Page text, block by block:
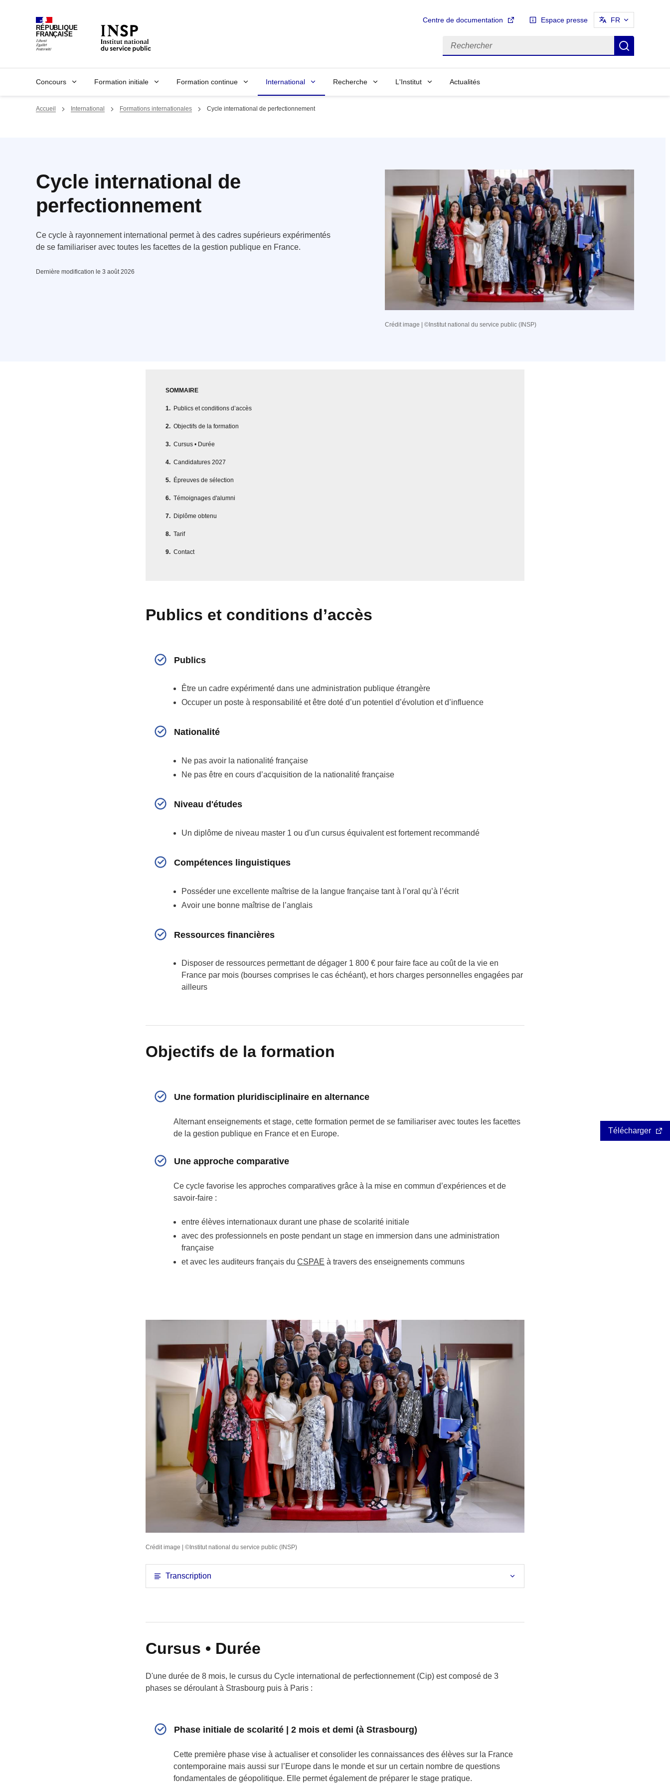
RÉPUBLIQUE
FRANÇAISE
Centre de documentation Espace presse FR
Rechercher
Concours Formation initiale Formation continue International Recherche L'Institut Actualités
Accueil International Formations internationales Cycle international de perfectionnement
Télécharger
Cycle international de
perfectionnement
Ce cycle à rayonnement international permet à des cadres supérieurs expérimentés
de se familiariser avec toutes les facettes de la gestion publique en France.
Dernière modification le 3 août 2026
Crédit image | ©Institut national du service public (INSP)
SOMMAIRE
Publics et conditions d’accès
Objectifs de la formation
Cursus • Durée
Candidatures 2027
Épreuves de sélection
Témoignages d'alumni
Diplôme obtenu
Tarif
Contact
Publics et conditions d’accès
Publics
Être un cadre expérimenté dans une administration publique étrangère
Occuper un poste à responsabilité et être doté d’un potentiel d’évolution et d’influence
Nationalité
Ne pas avoir la nationalité française
Ne pas être en cours d’acquisition de la nationalité française
Niveau d'études
Un diplôme de niveau master 1 ou d'un cursus équivalent est fortement recommandé
Compétences linguistiques
Posséder une excellente maîtrise de la langue française tant à l’oral qu’à l’écrit
Avoir une bonne maîtrise de l’anglais
Ressources financières
Disposer de ressources permettant de dégager 1 800 € pour faire face au coût de la vie en
France par mois (bourses comprises le cas échéant), et hors charges personnelles engagées par
ailleurs
Objectifs de la formation
Une formation pluridisciplinaire en alternance
Alternant enseignements et stage, cette formation permet de se familiariser avec toutes les facettes
de la gestion publique en France et en Europe.
Une approche comparative
Ce cycle favorise les approches comparatives grâce à la mise en commun d’expériences et de
savoir-faire :
entre élèves internationaux durant une phase de scolarité initiale
avec des professionnels en poste pendant un stage en immersion dans une administration
française
et avec les auditeurs français du CSPAE à travers des enseignements communs
Crédit image | ©Institut national du service public (INSP)
Transcription
Cursus • Durée
D'une durée de 8 mois, le cursus du Cycle international de perfectionnement (Cip) est composé de 3
phases se déroulant à Strasbourg puis à Paris :
Phase initiale de scolarité | 2 mois et demi (à Strasbourg)
Cette première phase vise à actualiser et consolider les connaissances des élèves sur la France
contemporaine mais aussi sur l’Europe dans le monde et sur un certain nombre de questions
fondamentales de géopolitique. Elle permet également de préparer le stage pratique.